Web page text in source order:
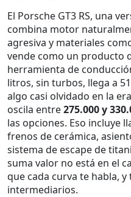
El Porsche GT3 RS, una
combina motor
agresiva y materiales
vende como un producto
herramienta de
litros, sin turbos, llega a
algo casi olvidado en la
oscila entre275.000 y
las opciones. Eso incluye
frenos de cerámica,
sistema de escape de
suma valor no está en el
que cada curva te habla,
intermediarios.